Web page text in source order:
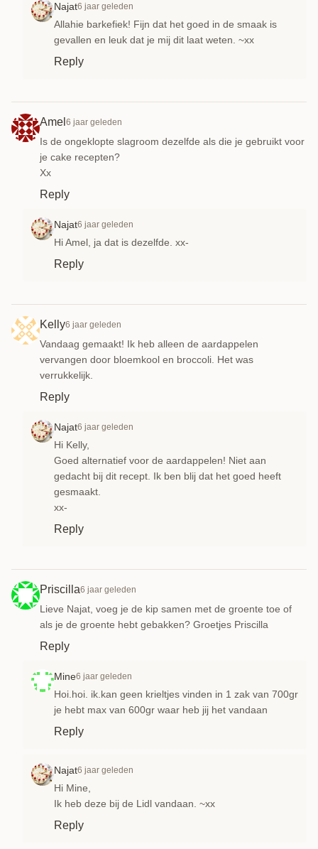
Najat6 jaar geleden
Allahie barkefiek! Fijn dat het goed in de smaak is
gevallen en leuk dat je mij dit laat weten. ~xx
Reply
Amel 6 jaar geleden
Is de ongeklopte slagroom dezelfde als die je gebruikt voor
je cake recepten?
Xx
Reply
Najat6 jaar geleden
Hi Amel, ja dat is dezelfde. xx-
Reply
Kelly6 jaar geleden
Vandaag gemaakt! Ik heb alleen de aardappelen
vervangen door bloemkool en broccoli. Het was
verrukkelijk.
Reply
Najat6 jaar geleden
Hi Kelly,
Goed alternatief voor de aardappelen! Niet aan
gedacht bij dit recept. Ik ben blij dat het goed heeft
gesmaakt.
xx-
Reply
Priscilla6 jaar geleden
Lieve Najat, voeg je de kip samen met de groente toe of
als je de groente hebt gebakken? Groetjes Priscilla
Reply
Mine6 jaar geleden
Hoi.hoi. ik.kan geen krieltjes vinden in 1 zak van 700gr
je hebt max van 600gr waar heb jij het vandaan
Reply
Najat6 jaar geleden
Hi Mine,
Ik heb deze bij de Lidl vandaan. ~xx
Reply